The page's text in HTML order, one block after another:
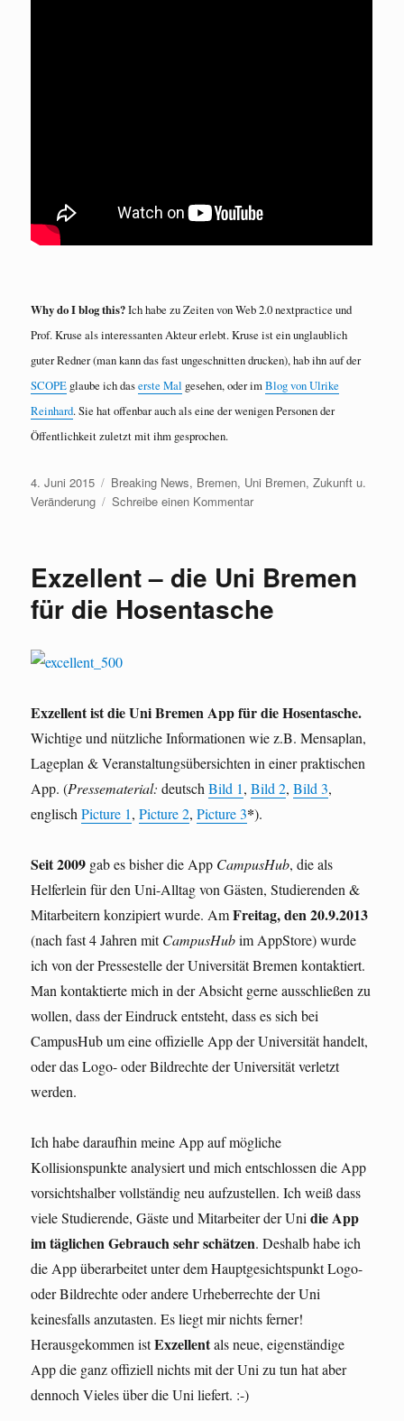
Why do I blog this?Ich habe zu Zeiten von Web 2.0 nextpractice und
Prof. Kruse als interessanten Akteur erlebt. Kruse ist ein unglaublich
guter Redner (man kann das fast ungeschnitten drucken), hab ihn auf der
SCOPE glaube ich daserste Mal gesehen, oder imBlog von Ulrike
Reinhard. Sie hat offenbar auch als eine der wenigen Personen der
Öffentlichkeit zuletzt mit ihm gesprochen.
Veröffentlicht
am
4. Juni 2015 Kategorien
Breaking News, Bremen, Uni Bremen,Zukunft u.
Veränderung
Schreibe einen Kommentarzu
Kruse
Exzellent – die Uni Bremen
für die Hosentasche
Exzellent ist die Uni Bremen App für die Hosentasche.
Wichtige und nützliche Informationen wie z.B. Mensaplan,
Lageplan & Veranstaltungsübersichten in einer praktischen
App. (Pressematerial: deutschBild 1,Bild 2,Bild 3,
englischPicture 1,Picture 2,Picture 3*).
Seit 2009 gab es bisher die App CampusHub, die als
Helferlein für den Uni-Alltag von Gästen, Studierenden &
Mitarbeitern konzipiert wurde. AmFreitag, den 20.9.2013
(nach fast 4 Jahren mitCampusHubim AppStore) wurde
ich von der Pressestelle der Universität Bremen kontaktiert.
Man kontaktierte mich in der Absicht gerne ausschließen zu
wollen, dass der Eindruck entsteht, dass es sich bei
CampusHub um eine offizielle App der Universität handelt,
oder das Logo- oder Bildrechte der Universität verletzt
werden.
Ich habe daraufhin meine App auf mögliche
Kollisionspunkte analysiert und mich entschlossen die App
vorsichtshalber vollständig neu aufzustellen. Ich weiß dass
viele Studierende, Gäste und Mitarbeiter der Unidie App
im täglichen Gebrauch sehr schätzen. Deshalb habe ich
die App überarbeitet unter dem Hauptgesichtspunkt Logo-
oder Bildrechte oder andere Urheberrechte der Uni
keinesfalls anzutasten. Es liegt mir nichts ferner!
Herausgekommen istExzellentals neue, eigenständige
App die ganz offiziell nichts mit der Uni zu tun hat aber
dennoch Vieles über die Uni liefert. :-)